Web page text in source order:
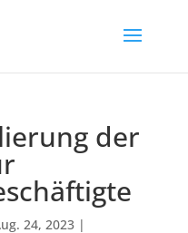
der
24, 2023|